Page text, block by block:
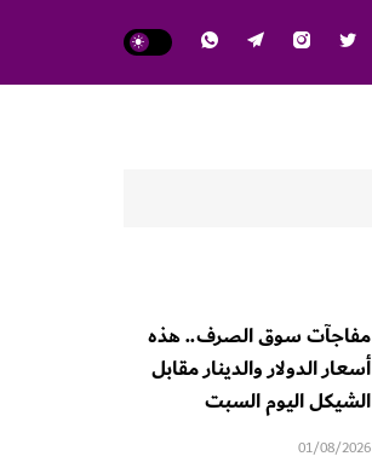
مفاجآت سوق الصرف.. هذه
أسعار الدولار والدينار مقابل
الشيكل اليوم السبت
01/08/2026